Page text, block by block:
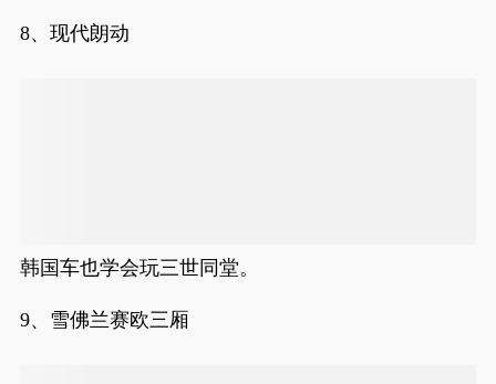
8、现代朗动
韩国车也学会玩三世同堂。
9、雪佛兰赛欧三厢